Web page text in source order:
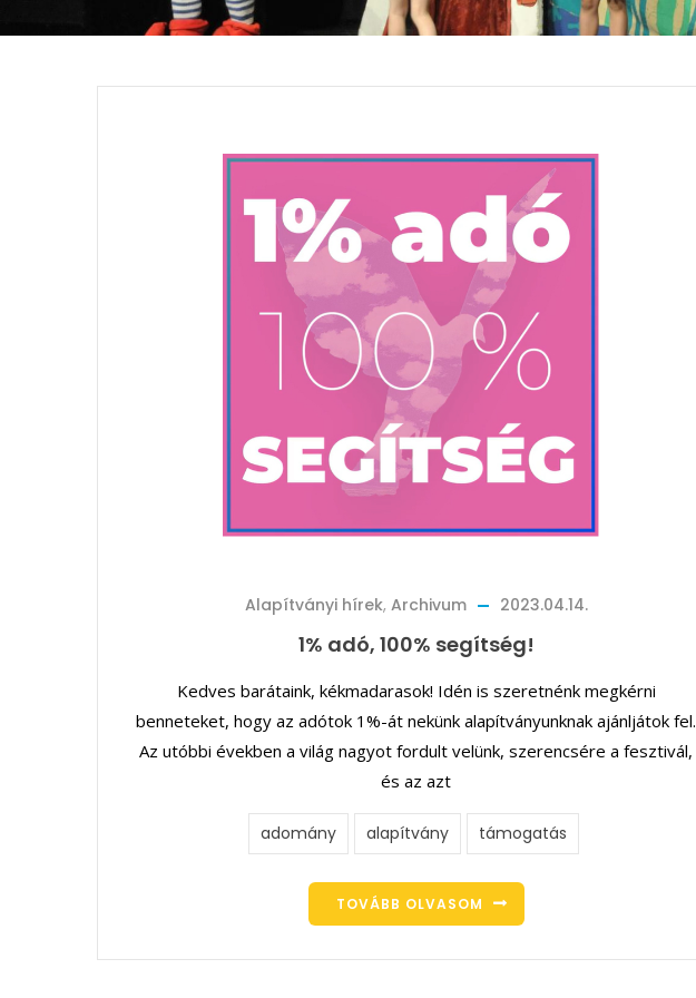
Alapítványi hírek, Archivum 2023.04.14.
1% adó, 100% segítség!
Kedves barátaink, kékmadarasok! Idén is szeretnénk megkérni
benneteket, hogy az adótok 1%-át nekünk alapítványunknak ajánljátok fel.
Az utóbbi években a világ nagyot fordult velünk, szerencsére a fesztivál,
és az azt
adomány alapítvány támogatás
TOVÁBB OLVASOM